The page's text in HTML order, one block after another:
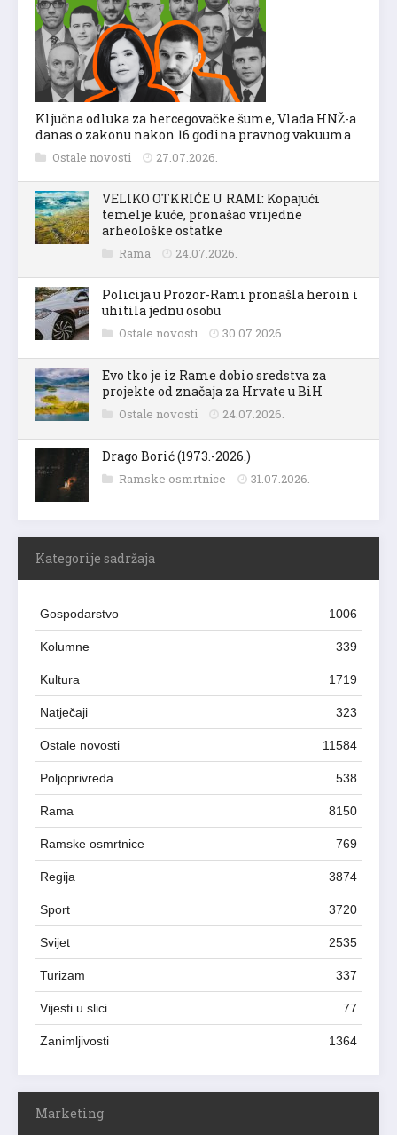
Ključna odluka za hercegovačke šume, Vlada HNŽ-a
danas o zakonu nakon 16 godina pravnog vakuuma
Ostale novosti 27.07.2026.
VELIKO OTKRIĆE U RAMI: Kopajući
temelje kuće, pronašao vrijedne
arheološke ostatke
Rama 24.07.2026.
Policija u Prozor-Rami pronašla heroin i
uhitila jednu osobu
Ostale novosti 30.07.2026.
Evo tko je iz Rame dobio sredstva za
projekte od značaja za Hrvate u BiH
Ostale novosti 24.07.2026.
Drago Borić (1973.-2026.)
Ramske osmrtnice 31.07.2026.
Kategorije sadržaja
Gospodarstvo 1006
Kolumne 339
Kultura 1719
Natječaji 323
Ostale novosti 11584
Poljoprivreda 538
Rama 8150
Ramske osmrtnice 769
Regija 3874
Sport 3720
Svijet 2535
Turizam 337
Vijesti u slici 77
Zanimljivosti 1364
Marketing